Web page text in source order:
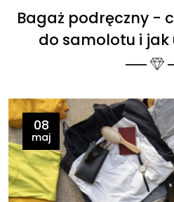
Bagaż podręczny -
do samolotu i jak
08
maj